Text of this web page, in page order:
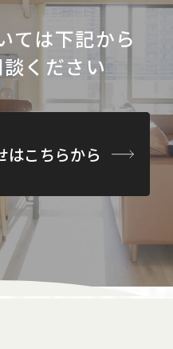
ては下記から
ください
はこちらから